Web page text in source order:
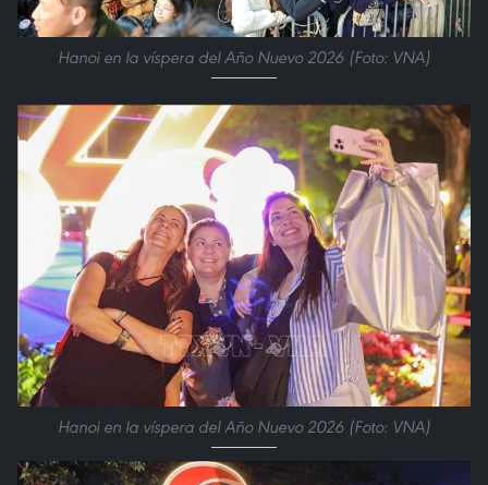
Hanoi en la víspera del Año Nuevo 2026 (Foto: VNA)
Hanoi en la víspera del Año Nuevo 2026 (Foto: VNA)